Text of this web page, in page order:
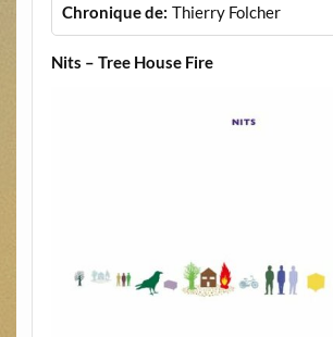
Chronique de: Thierry Folcher
Nits – Tree House Fire